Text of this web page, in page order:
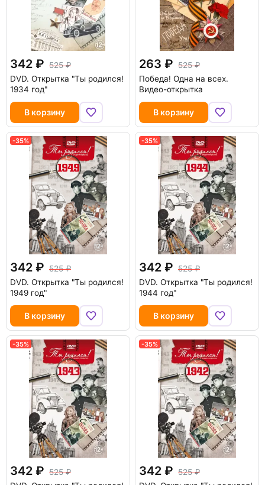
342
525
DVD. Открытка "Ты родился!
1934 год"
В корзину
263
525
Победа! Одна на всех.
Видео-открытка
В корзину
-35%
342
525
DVD. Открытка "Ты родился!
1949 год"
В корзину
-35%
342
525
DVD. Открытка "Ты родился!
1944 год"
В корзину
-35%
342
525
-35%
342
525